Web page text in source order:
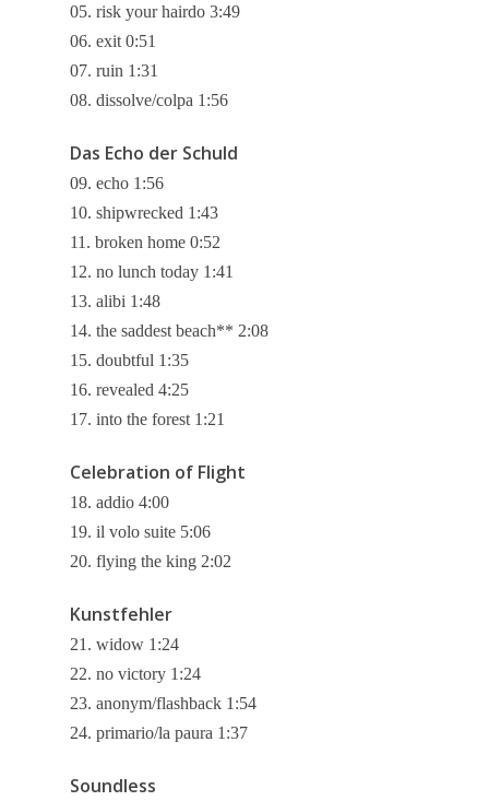
05. risk your hairdo 3:49
06. exit 0:51
07. ruin 1:31
08. dissolve/colpa 1:56
Das Echo der Schuld
09. echo 1:56
10. shipwrecked 1:43
11. broken home 0:52
12. no lunch today 1:41
13. alibi 1:48
14. the saddest beach** 2:08
15. doubtful 1:35
16. revealed 4:25
17. into the forest 1:21
Celebration of Flight
18. addio 4:00
19. il volo suite 5:06
20. flying the king 2:02
Kunstfehler
21. widow 1:24
22. no victory 1:24
23. anonym/flashback 1:54
24. primario/la paura 1:37
Soundless